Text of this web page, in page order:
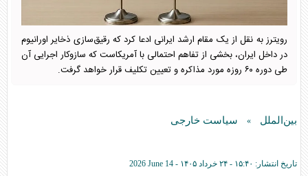
رویترز به نقل از یک مقام ارشد ایرانی ادعا کرد که رقیق‌سازی ذخایر اورانیوم
در داخل ایران، بخشی از تفاهم احتمالی با آمریکاست که سازوکار اجرایی آن
طی دوره ۶۰ روزه مورد مذاکره و تعیین تکلیف قرار خواهد گرفت.
بین‌الملل » سیاست خارجی
تاریخ انتشار: ۱۵:۴۰ - ۲۴ خرداد ۱۴۰۵ -
2026 June 14